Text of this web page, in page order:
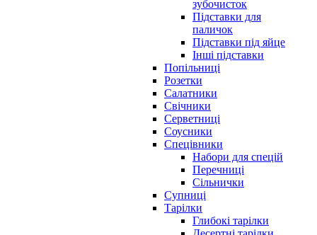
зубочисток
Підставки для
паличок
Підставки під яйце
Інші підставки
Попільниці
Розетки
Салатники
Свічники
Серветниці
Соусники
Спецівники
Набори для спецій
Перечниці
Сільнички
Супниці
Тарілки
Глибокі тарілки